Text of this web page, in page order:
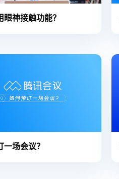
眼神接触功能？
场会议？